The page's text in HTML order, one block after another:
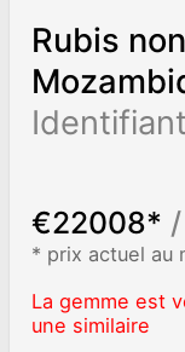
Rubis
€22008*
* prix actuel au
La gemme est
une similaire